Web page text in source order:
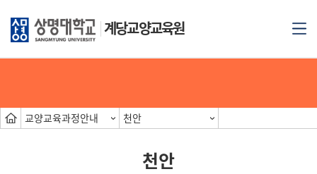
계당교양교육원
교양교육과정안내 천안
천안